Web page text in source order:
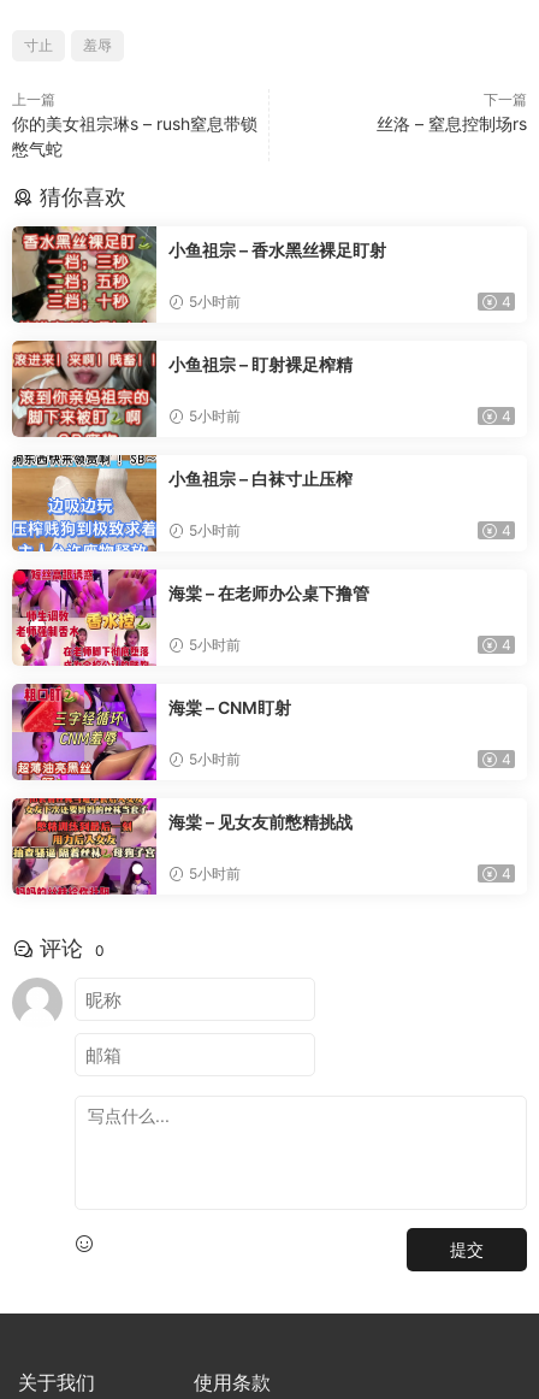
寸止 羞辱
上一篇
你的美女祖宗琳s – rush窒息带锁
憋气蛇
下一篇
丝洛 – 窒息控制场rs
猜你喜欢
小鱼祖宗 – 香水黑丝裸足盯射
5小时前 4
小鱼祖宗 – 盯射裸足榨精
5小时前 4
小鱼祖宗 – 白袜寸止压榨
5小时前 4
海棠 – 在老师办公桌下撸管
5小时前 4
海棠 – CNM盯射
5小时前 4
海棠 – 见女友前憋精挑战
5小时前 4
评论 0
提交
关于我们 使用条款